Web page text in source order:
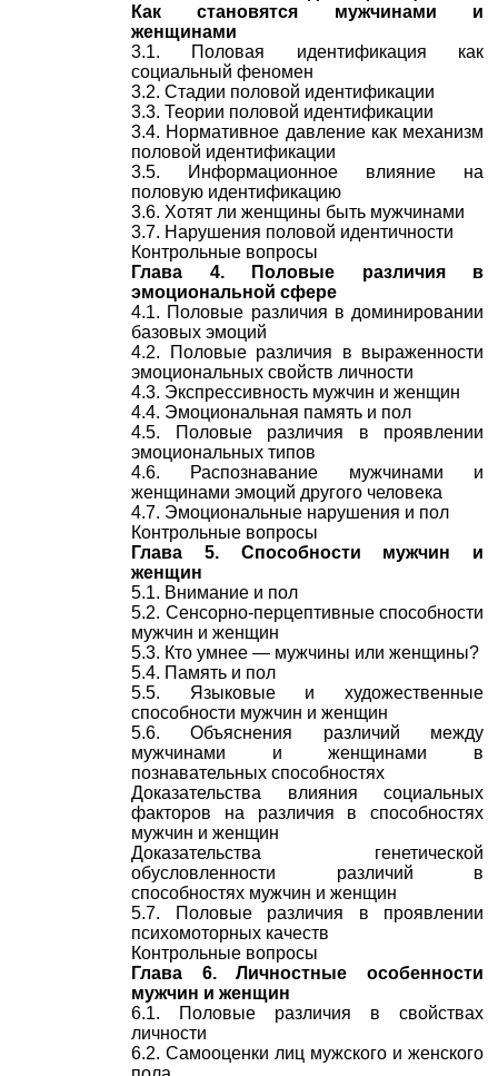
Как становятся мужчинами и
женщинами
3.1. Половая идентификация как
социальный феномен
3.2. Стадии половой идентификации
3.3. Теории половой идентификации
3.4. Нормативное давление как механизм
половой идентификации
3.5. Информационное влияние на
половую идентификацию
3.6. Хотят ли женщины быть мужчинами
3.7. Нарушения половой идентичности
Контрольные вопросы
Глава 4. Половые различия в
эмоциональной сфере
4.1. Половые различия в доминировании
базовых эмоций
4.2. Половые различия в выраженности
эмоциональных свойств личности
4.3. Экспрессивность мужчин и женщин
4.4. Эмоциональная память и пол
4.5. Половые различия в проявлении
эмоциональных типов
4.6. Распознавание мужчинами и
женщинами эмоций другого человека
4.7. Эмоциональные нарушения и пол
Контрольные вопросы
Глава 5. Способности мужчин и
женщин
5.1. Внимание и пол
5.2. Сенсорно-перцептивные способности
мужчин и женщин
5.3. Кто умнее — мужчины или женщины?
5.4. Память и пол
5.5. Языковые и художественные
способности мужчин и женщин
5.6. Объяснения различий между
мужчинами и женщинами в
познавательных способностях
Доказательства влияния социальных
факторов на различия в способностях
мужчин и женщин
Доказательства генетической
обусловленности различий в
способностях мужчин и женщин
5.7. Половые различия в проявлении
психомоторных качеств
Контрольные вопросы
Глава 6. Личностные особенности
мужчин и женщин
6.1. Половые различия в свойствах
личности
6.2. Самооценки лиц мужского и женского